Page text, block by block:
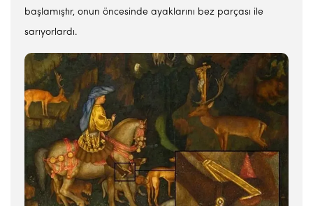
başlamıştır, onun öncesinde ayaklarını bez parçası ile
sarıyorlardı.